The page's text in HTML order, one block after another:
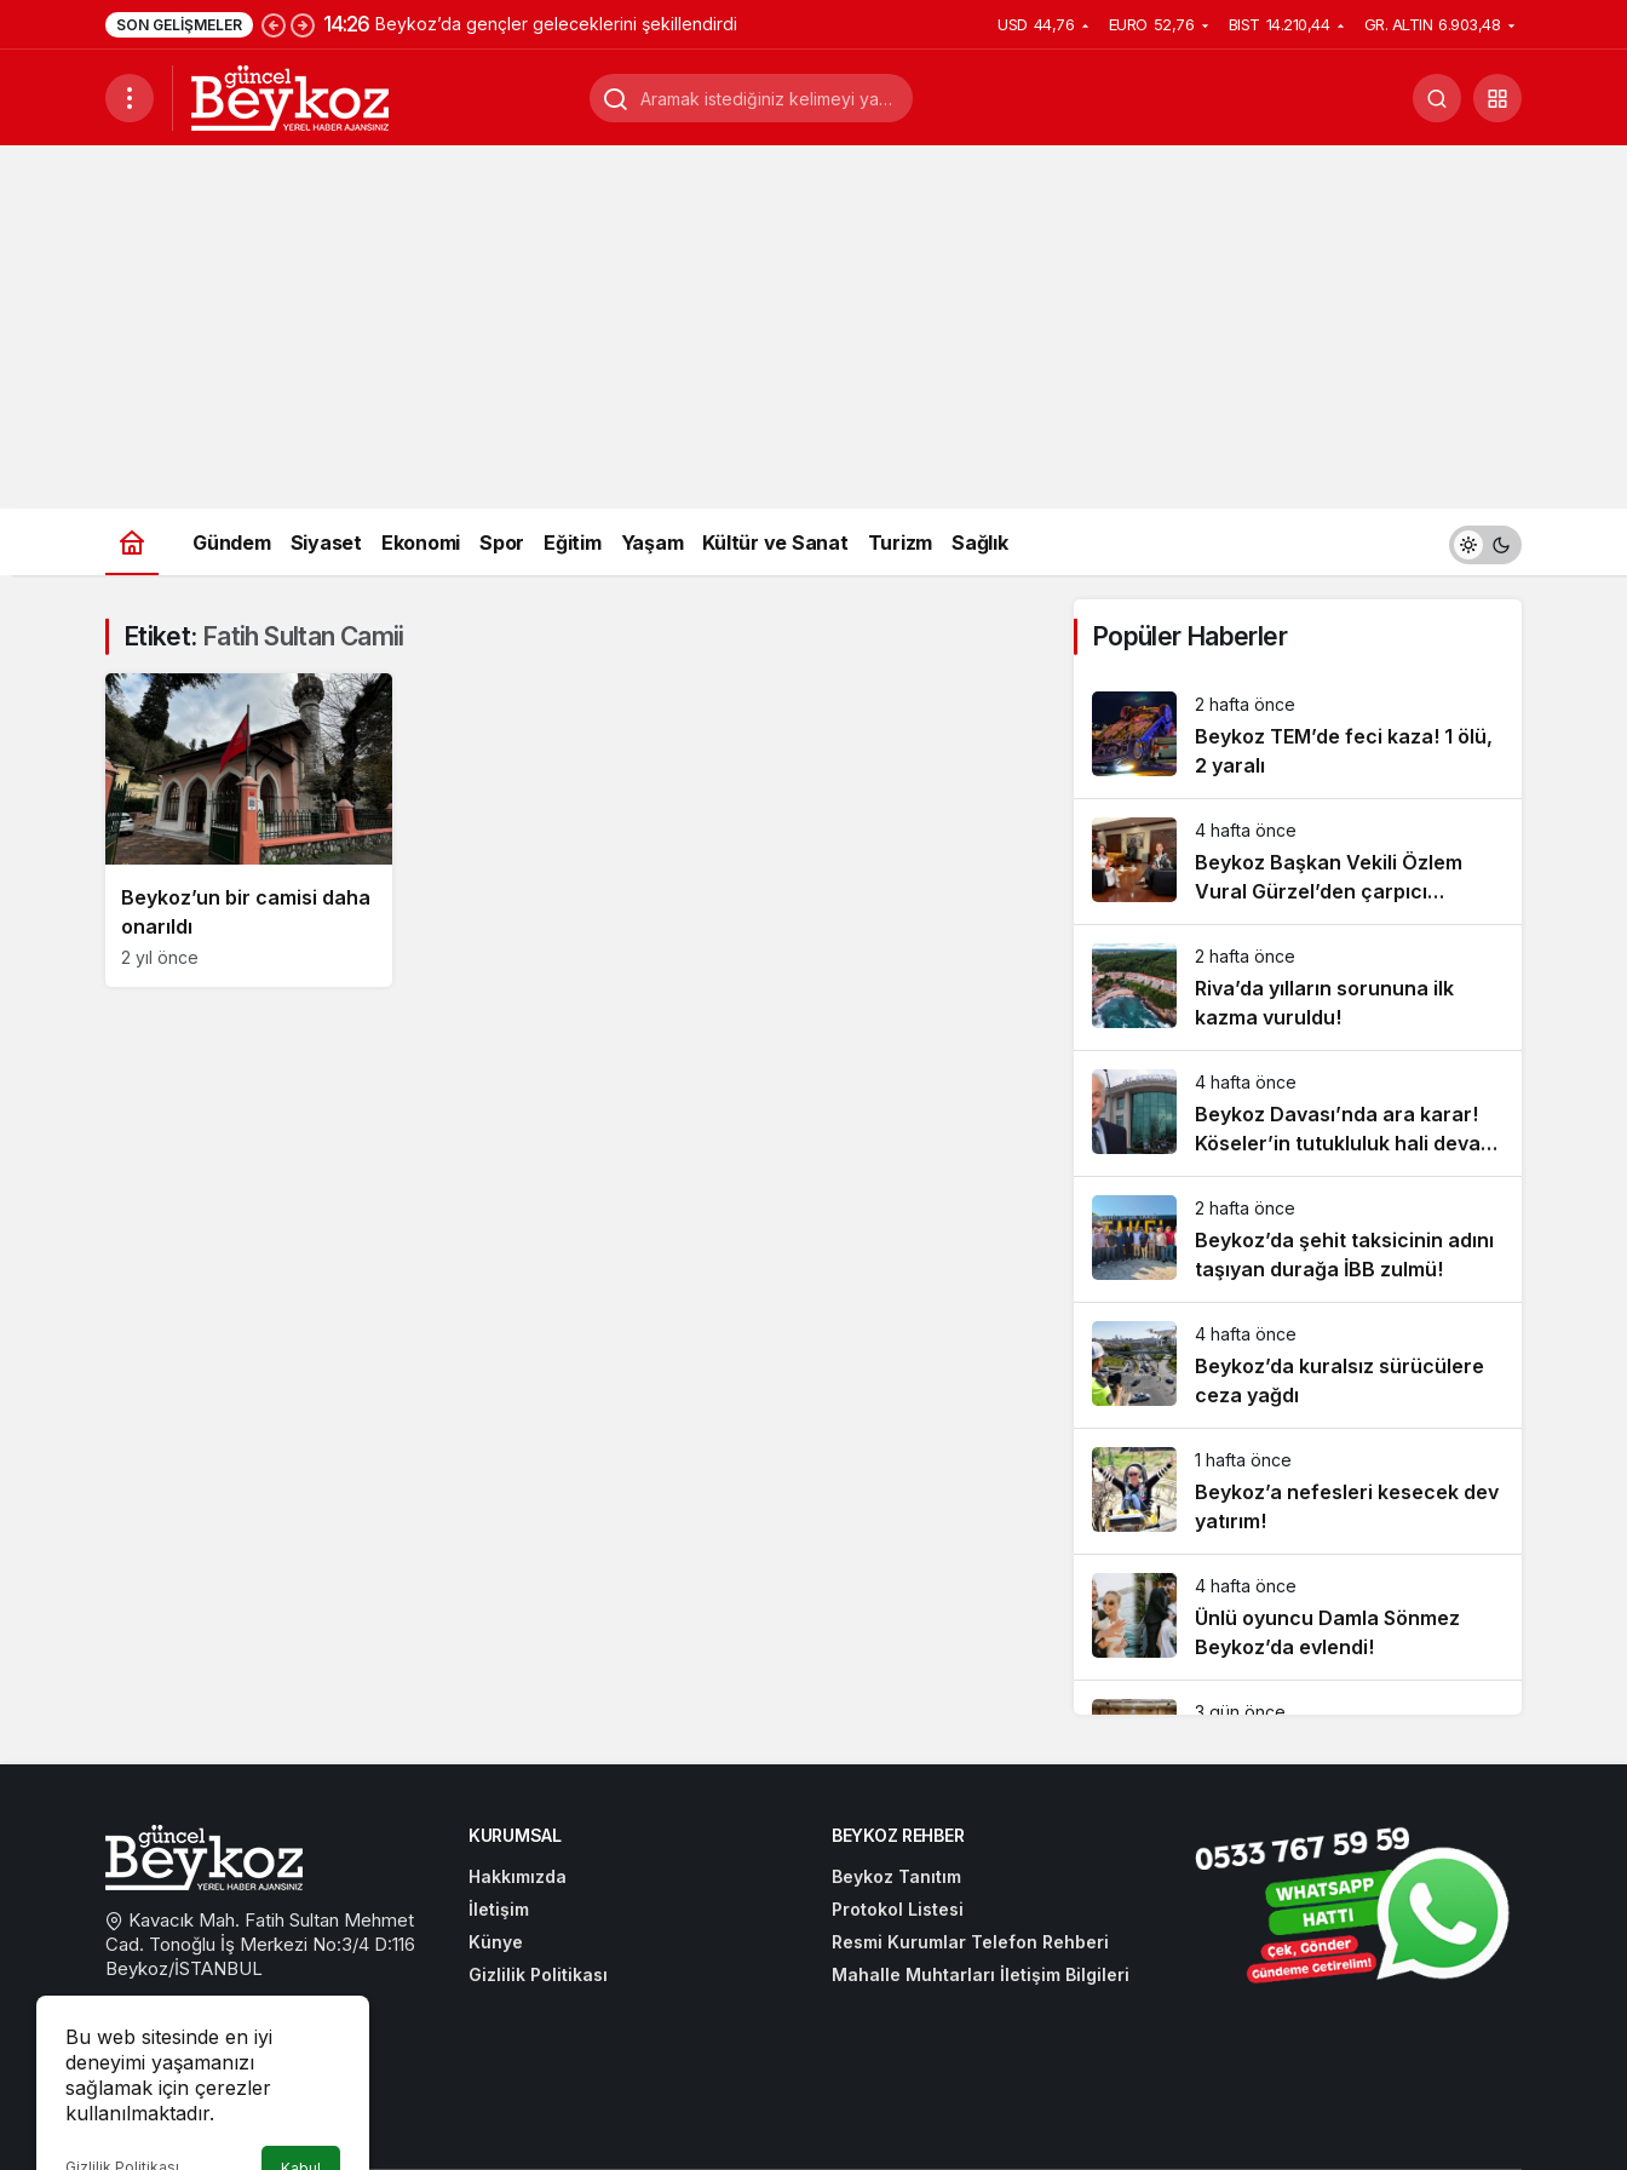
SON GELIŞMELER 14:26 Beykoz’da gençler geleceklerini şekillendirdi USD 44,76 EURO 52,76 BIST 14.210,44 GR. ALTIN 6.903,48
Gündem Siyaset Ekonomi Spor Eğitim Yaşam Kültür ve Sanat Turizm Sağlık
Etiket: Fatih Sultan Camii
Beykoz’un bir camisi daha
onarıldı
2 yıl önce
Popüler Haberler
2 hafta önce
Beykoz TEM’de feci kaza! 1 ölü,
2 yaralı
4 hafta önce
Beykoz Başkan Vekili Özlem
Vural Gürzel’den çarpıcı
açıklamalar!
2 hafta önce
Riva’da yılların sorununa ilk
kazma vuruldu!
4 hafta önce
Beykoz Davası’nda ara karar!
Köseler’in tutukluluk hali devam
ediyor!
2 hafta önce
Beykoz’da şehit taksicinin adını
taşıyan durağa İBB zulmü!
4 hafta önce
Beykoz’da kuralsız sürücülere
ceza yağdı
1 hafta önce
Beykoz’a nefesleri kesecek dev
yatırım!
4 hafta önce
Ünlü oyuncu Damla Sönmez
Beykoz’da evlendi!
3 gün önce
4 hafta önce
Beykoz’da tarihi zirve!
Çavuşbaşı için kritik buluşma
Bu web sitesinde en iyi
deneyimi yaşamanızı
sağlamak için çerezler
kullanılmaktadır.
Kavacık Mah. Fatih Sultan Mehmet
Cad. Tonoğlu İş Merkezi No:3/4 D:116
Beykoz/İSTANBUL
beykozguncel@gmail.com
iletisim@beykozguncel.com
KURUMSAL
Hakkımızda
İletişim
Künye
Gizlilik Politikası
BEYKOZ REHBER
Beykoz Tanıtım
Protokol Listesi
Resmi Kurumlar Telefon Rehberi
Mahalle Muhtarları İletişim Bilgileri